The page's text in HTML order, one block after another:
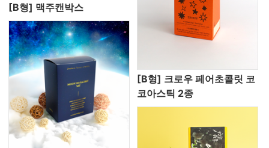
[B형] 맥주캔박스
[B형] 크로우 페어초콜릿 코
코아스틱 2종